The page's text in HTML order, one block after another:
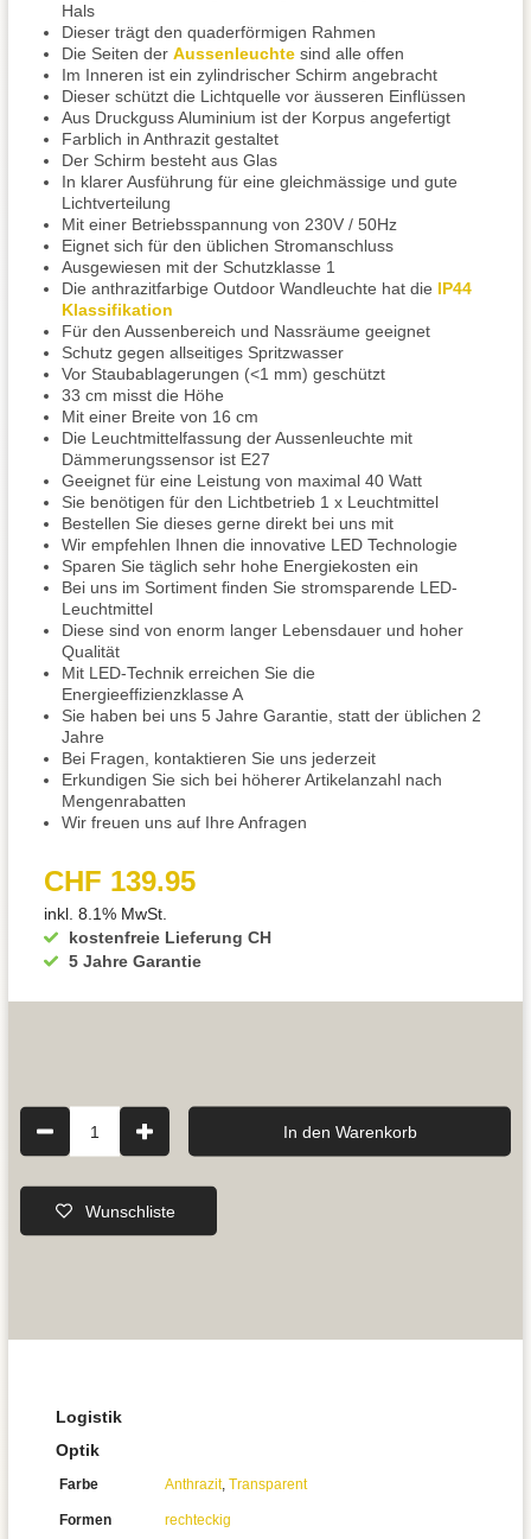
Hals
Dieser trägt den quaderförmigen Rahmen
Die Seiten der Aussenleuchte sind alle offen
Im Inneren ist ein zylindrischer Schirm angebracht
Dieser schützt die Lichtquelle vor äusseren Einflüssen
Aus Druckguss Aluminium ist der Korpus angefertigt
Farblich in Anthrazit gestaltet
Der Schirm besteht aus Glas
In klarer Ausführung für eine gleichmässige und gute
Lichtverteilung
Mit einer Betriebsspannung von 230V / 50Hz
Eignet sich für den üblichen Stromanschluss
Ausgewiesen mit der Schutzklasse 1
Die anthrazitfarbige Outdoor Wandleuchte hat die IP44
Klassifikation
Für den Aussenbereich und Nassräume geeignet
Schutz gegen allseitiges Spritzwasser
Vor Staubablagerungen (<1 mm) geschützt
33 cm misst die Höhe
Mit einer Breite von 16 cm
Die Leuchtmittelfassung der Aussenleuchte mit
Dämmerungssensor ist E27
Geeignet für eine Leistung von maximal 40 Watt
Sie benötigen für den Lichtbetrieb 1 x Leuchtmittel
Bestellen Sie dieses gerne direkt bei uns mit
Wir empfehlen Ihnen die innovative LED Technologie
Sparen Sie täglich sehr hohe Energiekosten ein
Bei uns im Sortiment finden Sie stromsparende LED-
Leuchtmittel
Diese sind von enorm langer Lebensdauer und hoher
Qualität
Mit LED-Technik erreichen Sie die
Energieeffizienzklasse A
Sie haben bei uns 5 Jahre Garantie, statt der üblichen 2
Jahre
Bei Fragen, kontaktieren Sie uns jederzeit
Erkundigen Sie sich bei höherer Artikelanzahl nach
Mengenrabatten
Wir freuen uns auf Ihre Anfragen
kostenfreie Lieferung CH
5 Jahre Garantie
CHF 139.95
inkl. 8.1% MwSt.
1 In den Warenkorb
Wunschliste
Logistik
Optik
Farbe Anthrazit, Transparent
Formen rechteckig